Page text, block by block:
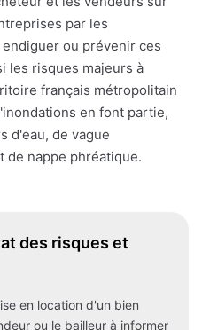
par les
ou prévenir ces
les risques majeurs à
français métropolitain
en font partie,
d'eau, de vague
de nappe phréatique.
des risques et
en location d'un bien
ou le bailleur à informer